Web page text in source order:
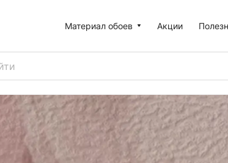
Материал обоев Акции